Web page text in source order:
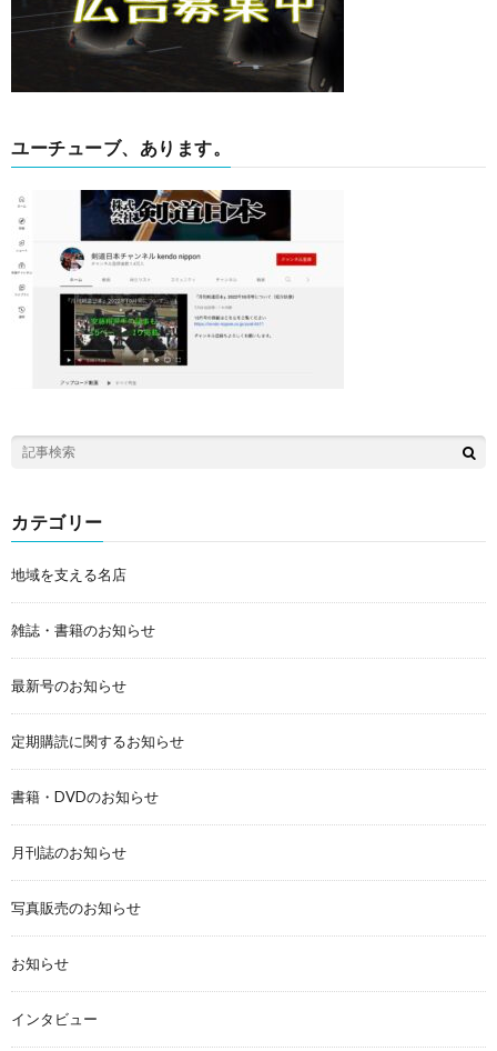
ユーチューブ、あります。
カテゴリー
地域を支える名店
雑誌・書籍のお知らせ
最新号のお知らせ
定期購読に関するお知らせ
書籍・DVDのお知らせ
月刊誌のお知らせ
写真販売のお知らせ
お知らせ
インタビュー